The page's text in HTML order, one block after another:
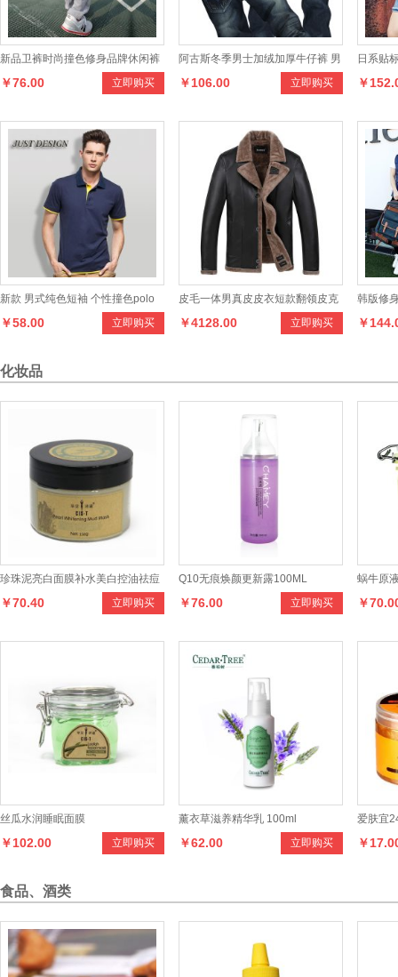
新品卫裤时尚撞色修身品牌休闲裤
男韩版运动裤男长裤 立即购买
￥76.00
阿古斯冬季男士加绒加厚牛仔裤 男
装保暖植绒复古修身韩版潮裤子
立即购买
￥106.00
日系贴
须男士
￥
新款 男式纯色短袖 个性撞色polo
衫 男式t恤 立即购买
￥58.00
皮毛一体男真皮皮衣短款翻领皮克
服皮草夹克外套 立即购买
￥4128.00
韩版修
帽工装
￥
化妆品
珍珠泥亮白面膜补水美白控油祛痘
收缩毛孔去黑头滋养 立即购买
￥70.40
Q10无痕焕颜更新露100ML
立即购买
￥76.00
蜗牛原
￥
丝瓜水润睡眠面膜
立即购买
￥102.00
薰衣草滋养精华乳 100ml
立即购买
￥62.00
爱肤宜
￥
食品、酒类